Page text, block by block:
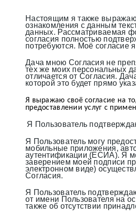
Настоящим я также выражаю
ознакомления с данным
данных. Рассматриваемая
согласия полностью
потребуются. Моё согласие
Дача мною Согласия не
тех же моих персональных
отличается от Согласия.
которой это будет прямо
Я выражаю своё согласие на
предоставлении услуг с
Я Пользователь
Я Пользователь могу
мобильные приложения,
аутентификации (ЕСИА). Я
заверением моей подписи
электронном виде)
Согласия.
Я Пользователь
от имени Пользователя на
также об отсутствии